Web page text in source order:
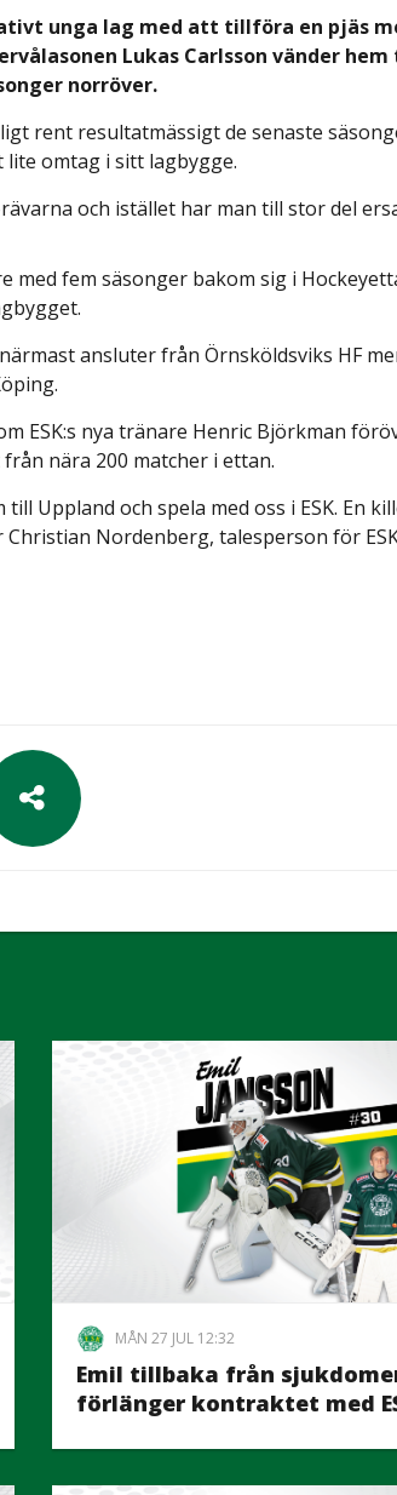
unga lag med att tillföra en pjäs
Lukas Carlsson vänder
norröver.
rent resultatmässigt de senaste
omtag i sitt lagbygge.
och istället har man till stor del
fem säsonger bakom sig i
ansluter från Örnsköldsviks HF
ESK:s nya tränare Henric Björkman
nära 200 matcher i ettan.
Uppland och spela med oss i ESK. En
Nordenberg, talesperson för
MÅN 27 JUL 12:32
Emil tillbaka från
förlänger kontraktet med